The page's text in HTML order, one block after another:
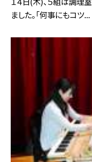
ました。「何事にもコツ...